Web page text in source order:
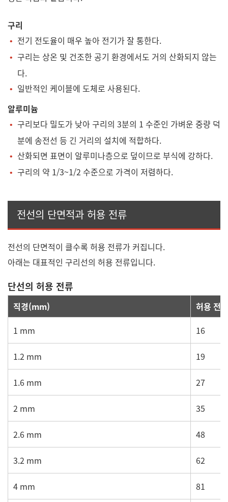
구리
전기 전도율이 매우 높아 전기가 잘 통한다.
구리는 상온 및 건조한 공기 환경에서도 거의 산화되지 않는
다.
일반적인 케이블에 도체로 사용된다.
알루미늄
구리보다 밀도가 낮아 구리의 3분의 1 수준인 가벼운 중량 덕
분에 송전선 등 긴 거리의 설치에 적합하다.
산화되면 표면이 알루미나층으로 덮이므로 부식에 강하다.
구리의 약 1/3~1/2 수준으로 가격이 저렴하다.
전선의 단면적과 허용 전류
전선의 단면적이 클수록 허용 전류가 커집니다.
아래는 대표적인 구리선의 허용 전류입니다.
단선의 허용 전류
직경(mm)
허용 전
1 mm
16
1.2 mm 19
1.6 mm 27
2 mm 35
2.6 mm 48
3.2 mm 62
4 mm 81